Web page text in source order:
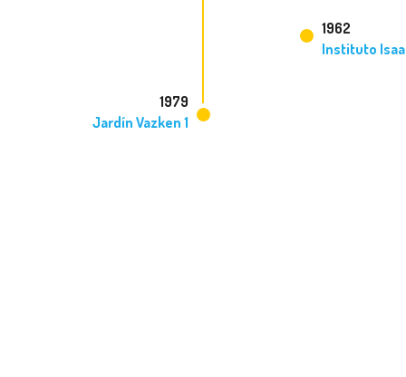
1962
Instituto
1979
Jardín Vazken 1